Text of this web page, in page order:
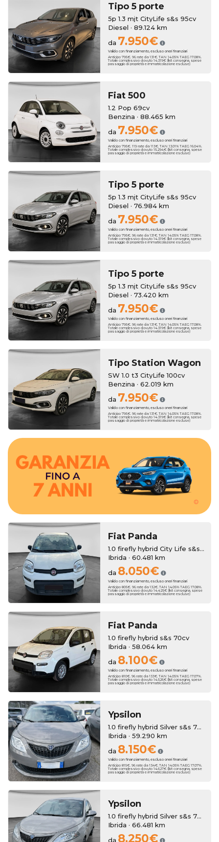
Tipo 5 porte
5p 1.3 mjt CityLife s&s 95cv
Diesel · 89.124 km
da 7.950€
Valido con finanziamento, escluso oneri finanziari
Anticipo 795€. 96 rate da 131€. TAN 14.05% TAEG 17.08%.
Totale complessivo dovuto 14.319€ (kit consegna, spese
passaggio di proprietà e immatricolazione escluse)
Fiat 500
1.2 Pop 69cv
Benzina · 88.465 km
da 7.950€
Valido con finanziamento, escluso oneri finanziari
Anticipo 795€. 119 rate da 113€. TAN 13.01% TAEG 16.04%.
Totale complessivo dovuto 15.294€ (kit consegna, spese
passaggio di proprietà e immatricolazione escluse)
Tipo 5 porte
5p 1.3 mjt CityLife s&s 95cv
Diesel · 76.984 km
da 7.950€
Valido con finanziamento, escluso oneri finanziari
Anticipo 795€. 96 rate da 131€. TAN 14.05% TAEG 17.08%.
Totale complessivo dovuto 14.319€ (kit consegna, spese
passaggio di proprietà e immatricolazione escluse)
Tipo 5 porte
5p 1.3 mjt CityLife s&s 95cv
Diesel · 73.420 km
da 7.950€
Valido con finanziamento, escluso oneri finanziari
Anticipo 795€. 96 rate da 131€. TAN 14.05% TAEG 17.08%.
Totale complessivo dovuto 14.319€ (kit consegna, spese
passaggio di proprietà e immatricolazione escluse)
Tipo Station Wagon
SW 1.0 t3 CityLife 100cv
Benzina · 62.019 km
da 7.950€
Valido con finanziamento, escluso oneri finanziari
Anticipo 795€. 96 rate da 131€. TAN 14.05% TAEG 17.08%.
Totale complessivo dovuto 14.319€ (kit consegna, spese
passaggio di proprietà e immatricolazione escluse)
Le vetture km zero godono di due anni di garanzia di casa
madre, al pari delle auto nuove, mentre sui modelli usati
beneficerai di un anno di garanzia Erreti Auto.
In entrambi i casi, al momento dell'acquisto, puoi scegliere di
estendere la copertura fino a 7 anni.
Fiat Panda
1.0 firefly hybrid City Life s&s 70cv
Ibrida · 60.481 km
da 8.050€
Valido con finanziamento, escluso oneri finanziari
Anticipo 805€. 96 rate da 132€. TAN 14.05% TAEG 17.08%.
Totale complessivo dovuto 14.425€ (kit consegna, spese
passaggio di proprietà e immatricolazione escluse)
Fiat Panda
1.0 firefly hybrid s&s 70cv
Ibrida · 58.064 km
da 8.100€
Valido con finanziamento, escluso oneri finanziari
Anticipo 810€. 96 rate da 133€. TAN 14.05% TAEG 17.07%.
Totale complessivo dovuto 14.526€ (kit consegna, spese
passaggio di proprietà e immatricolazione escluse)
Ypsilon
1.0 firefly hybrid Silver s&s 70cv
Ibrida · 59.290 km
da 8.150€
Valido con finanziamento, escluso oneri finanziari
Anticipo 815€. 96 rate da 134€. TAN 14.05% TAEG 17.07%.
Totale complessivo dovuto 14.627€ (kit consegna, spese
passaggio di proprietà e immatricolazione escluse)
Ypsilon
1.0 firefly hybrid Silver s&s 70cv 5p.ti
Ibrida · 66.481 km
da 8.250€